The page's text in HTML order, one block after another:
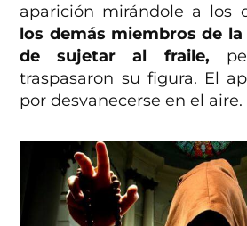
aparición mirándole a los
los demás miembros de
de sujetar al fraile,
traspasaron su figura. El
por desvanecerse en el aire.